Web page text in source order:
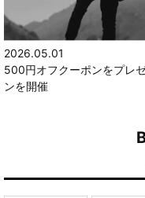
2026.05.01
500円オフクーポンをプレ
ンを開催